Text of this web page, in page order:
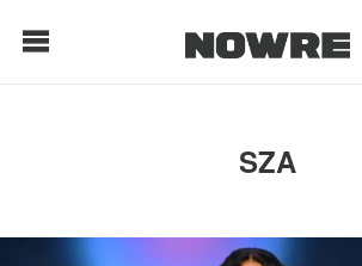
每日鲜榨
现客视点
SZA